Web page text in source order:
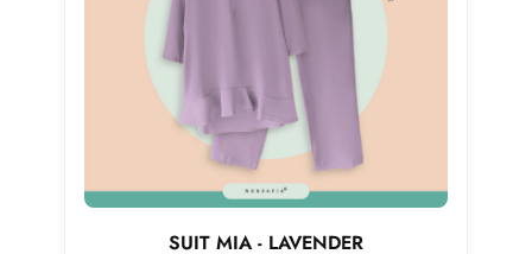
SUIT MIA - LAVENDER